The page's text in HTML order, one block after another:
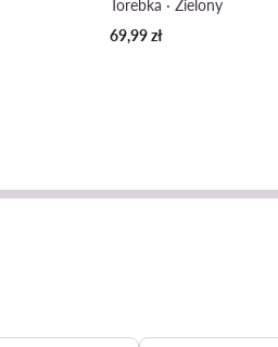
Torebka · Zielony
69,99zł